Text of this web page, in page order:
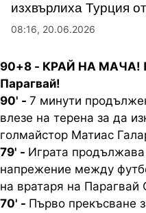
изхвърлиха Турция
08:16, 20.06.2026
90+8 - КРАЙ НА МАЧА!
Парагвай!
90' - 7 минути
влезе на терена за да
голмайстор Матиас
79' - Играта
напрежение между
на вратаря на Парагвай
70' - Първо прекъсване